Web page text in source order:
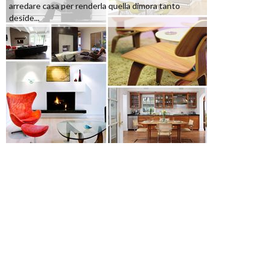
arredare casa per renderla quella dimora tanto
deside...